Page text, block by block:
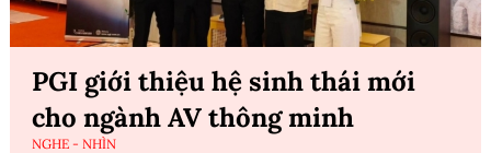
PGI giới thiệu hệ sinh thái mới
cho ngành AV thông minh
NGHE - NHÌN